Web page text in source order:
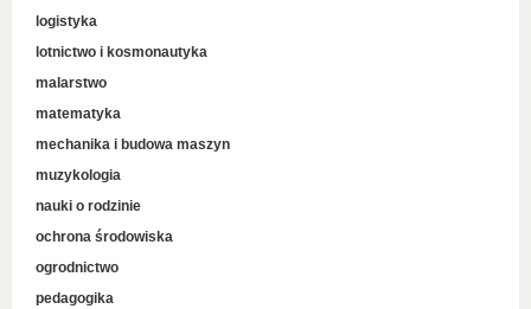
logistyka
lotnictwo i kosmonautyka
malarstwo
matematyka
mechanika i budowa maszyn
muzykologia
nauki o rodzinie
ochrona środowiska
ogrodnictwo
pedagogika